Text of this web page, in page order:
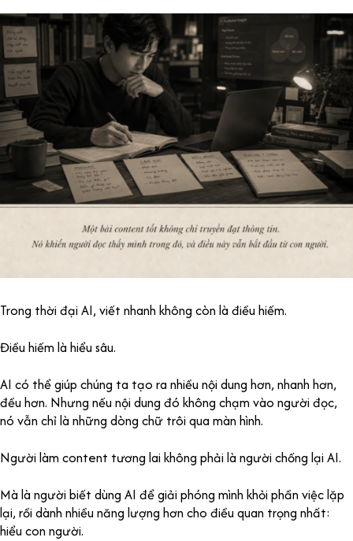
Trong thời đại AI, viết nhanh không còn là điều hiếm.
Điều hiếm là hiểu sâu.
AI có thể giúp chúng ta tạo ra nhiều nội dung hơn, nhanh hơn,
đều hơn. Nhưng nếu nội dung đó không chạm vào người đọc,
nó vẫn chỉ là những dòng chữ trôi qua màn hình.
Người làm content tương lai không phải là người chống lại AI.
Mà là người biết dùng AI để giải phóng mình khỏi phần việc lặp
lại, rồi dành nhiều năng lượng hơn cho điều quan trọng nhất:
hiểu con người.